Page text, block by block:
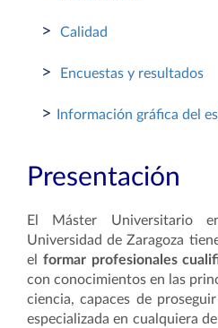
> Calidad
> Encuestas y resultados
> Información gráfica del
Presentación
El Máster Universitario
Universidad de Zaragoza
el formar profesionales
con conocimientos en las
ciencia, capaces de
especializada en cualquiera